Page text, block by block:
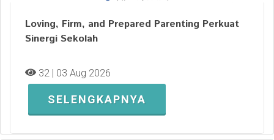
Loving, Firm, and Prepared Parenting Perkuat
Sinergi Sekolah
32 | 03 Aug 2026
SELENGKAPNYA